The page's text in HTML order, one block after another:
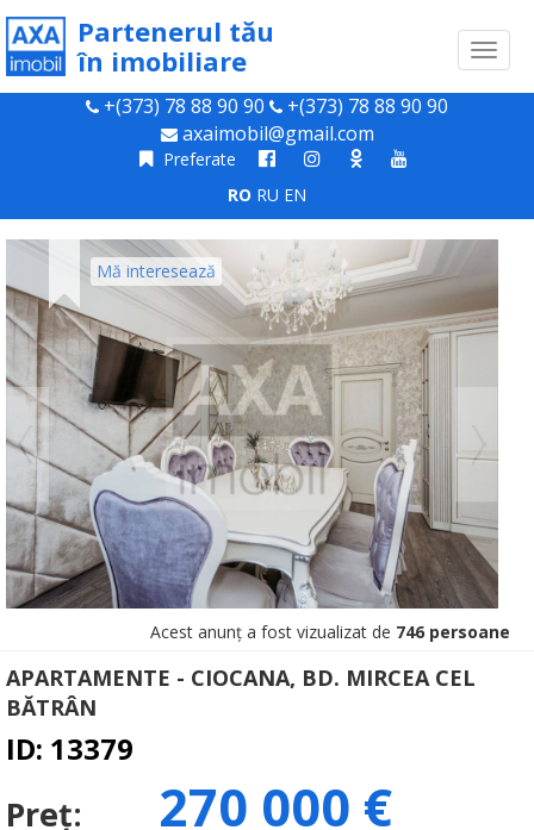
Partenerul tău
în imobiliare
+(373) 78 88 90 90
+(373) 78 88 90 90
axaimobil@gmail.com
Preferate
RO RU EN
Mă interesează
Acest anunț a fost vizualizat de 746 persoane
APARTAMENTE - CIOCANA, BD. MIRCEA CEL
BĂTRÂN
ID: 13379
Preț: 270 000 €